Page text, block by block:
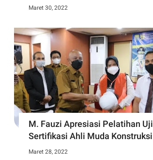
Maret 30, 2022
M. Fauzi Apresiasi Pelatihan Uji
Sertifikasi Ahli Muda Konstruksi
Maret 28, 2022